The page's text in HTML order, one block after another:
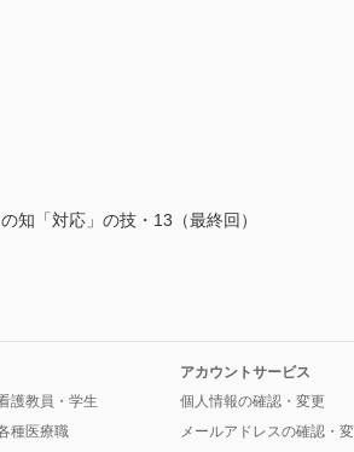
「対応」の技・13（最終回）
護教員・学生
種医療職
アカウントサービス
個人情報の確認・変更
メールアドレスの確認・